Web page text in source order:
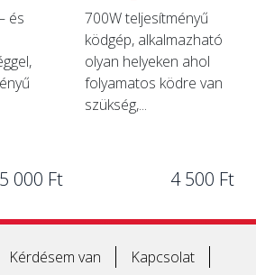
és
5 000 Ft
700W teljesítményű
ködgép, alkalmazható
olyan helyeken ahol
folyamatos ködre van
szükség,...
4 500 Ft
Kérdésem van
Kapcsolat